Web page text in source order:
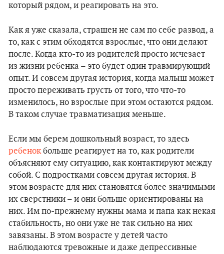
который рядом, и реагировать на это.
Как я уже сказала, страшен не сам по себе развод, а
то, как с этим обходятся взрослые, что они делают
после. Когда кто-то из родителей просто исчезает
из жизни ребенка – это будет один травмирующий
опыт. И совсем другая история, когда малыш может
просто переживать грусть от того, что что-то
изменилось, но взрослые при этом остаются рядом.
В таком случае травматизация меньше.
Если мы берем дошкольный возраст, то здесь
ребенокбольше реагирует на то, как родители
объясняют ему ситуацию, как контактируют между
собой. С подростками совсем другая история. В
этом возрасте для них становятся более значимыми
их сверстники – и они больше ориентированы на
них. Им по-прежнему нужны мама и папа как некая
стабильность, но они уже не так сильно на них
завязаны. В этом возрасте у детей часто
наблюдаются тревожные и даже депрессивные